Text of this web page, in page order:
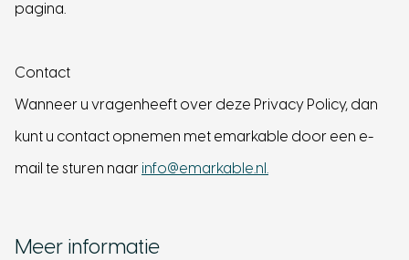
pagina.
Contact
Wanneer u vragenheeft over deze Privacy Policy, dan
kunt u contact opnemen met emarkable door een e-
mail te sturen naar info@emarkable.nl.
Meer informatie